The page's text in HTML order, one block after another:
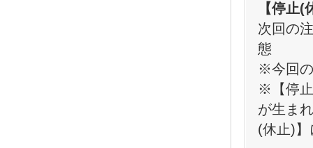
【停止(
次回の
※今回
※【停
が生ま
(休 止)